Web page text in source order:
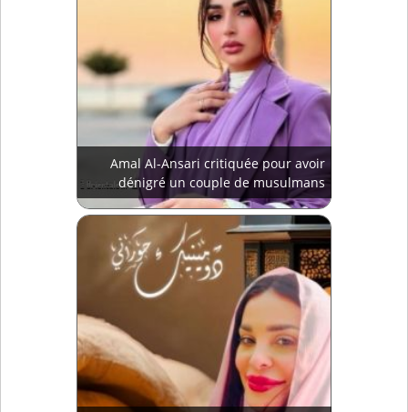
Amal Al-Ansari critiquée pour avoir
dénigré un couple de musulmans